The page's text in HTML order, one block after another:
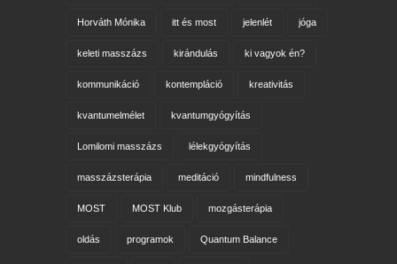
Horváth Mónika itt és most jelenlét jóga
keleti masszázs kirándulás ki vagyok én?
kommunikáció kontempláció kreativitás
kvantumelmélet kvantumgyógyítás
Lomilomi masszázs lélekgyógyítás
masszázsterápia meditáció mindfulness
MOST MOST Klub mozgásterápia
oldás programok Quantum Balance